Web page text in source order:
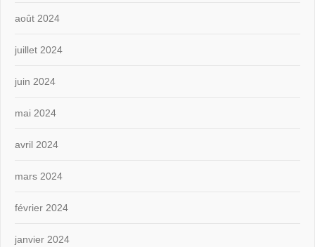
août 2024
juillet 2024
juin 2024
mai 2024
avril 2024
mars 2024
février 2024
janvier 2024